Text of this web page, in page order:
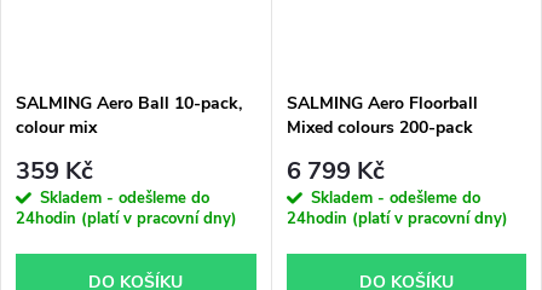
SALMING Aero Ball 10-pack,
colour mix
359 Kč
Skladem - odešleme do
24hodin (platí v pracovní dny)
DO KOŠÍKU
SALMING Aero Floorball
Mixed colours 200-pack
6 799 Kč
Skladem - odešleme do
24hodin (platí v pracovní dny)
DO KOŠÍKU